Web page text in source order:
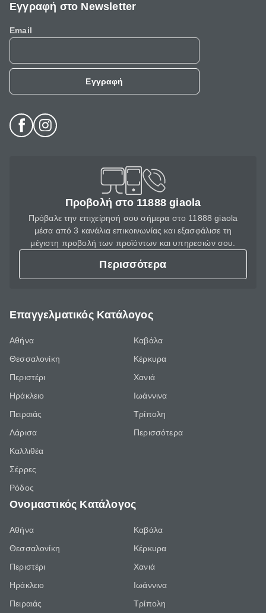
Εγγραφή στο Newsletter
Email
Εγγραφή
Προβολή στο 11888 giaola
Πρόβαλε την επιχείρησή σου σήμερα στο 11888 giaola
μέσα από 3 κανάλια επικοινωνίας και εξασφάλισε τη
μέγιστη προβολή των προϊόντων και υπηρεσιών σου.
Περισσότερα
Επαγγελματικός Κατάλογος
Αθήνα
Θεσσαλονίκη
Περιστέρι
Ηράκλειο
Πειραιάς
Λάρισα
Καλλιθέα
Σέρρες
Ρόδος
Καβάλα
Κέρκυρα
Χανιά
Ιωάννινα
Τρίπολη
Περισσότερα
Ονομαστικός Κατάλογος
Αθήνα
Θεσσαλονίκη
Περιστέρι
Ηράκλειο
Πειραιάς
Καβάλα
Κέρκυρα
Χανιά
Ιωάννινα
Τρίπολη